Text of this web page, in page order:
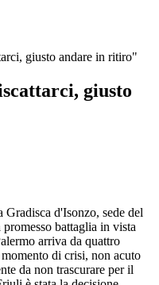
giusto andare in ritiro"
giusto
d'Isonzo, sede del
battaglia in vista
arriva da quattro
di crisi, non acuto
da non trascurare per il